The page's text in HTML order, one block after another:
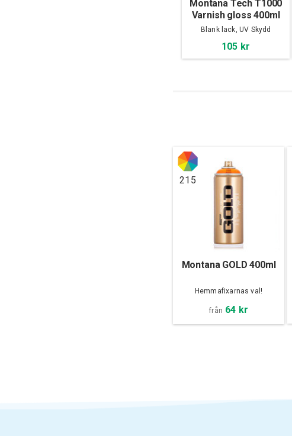
Montana Tech T1000
Varnish gloss 400ml
Blank lack, UV Skydd
105 kr
215
Montana GOLD 400ml
Hemmafixarnas val!
från 64 kr